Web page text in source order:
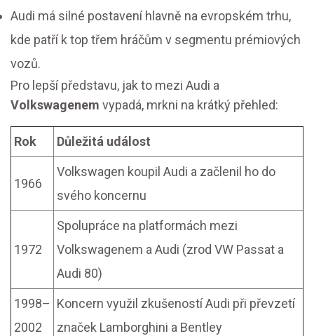
Audi má silné postavení hlavně na evropském trhu,
kde patří k top třem hráčům v segmentu prémiových
vozů.
Pro lepší představu, jak to mezi Audi a
Volkswagenem vypadá, mrkni na krátký přehled:
Rok Důležitá událost
1966
Volkswagen koupil Audi a začlenil ho do
svého koncernu
1972
Spolupráce na platformách mezi
Volkswagenem a Audi (zrod VW Passat a
Audi 80)
1998–
2002
Koncern využil zkušeností Audi při převzetí
značek Lamborghini a Bentley